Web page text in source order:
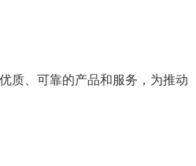
质、可靠的产品和服务，为推动